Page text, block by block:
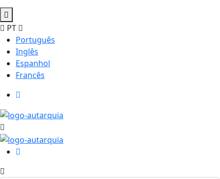
PT
Português
Inglês
Espanhol
Francês